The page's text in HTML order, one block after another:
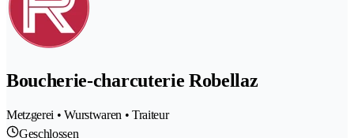
Boucherie-charcuterie Robellaz
Metzgerei • Wurstwaren • Traiteur
Geschlossen